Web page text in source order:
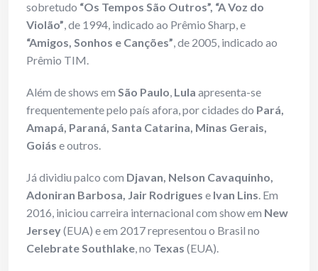
sobretudo “Os Tempos São Outros”, “A Voz do
Violão”, de 1994, indicado ao Prêmio Sharp, e
“Amigos, Sonhos e Canções”, de 2005, indicado ao
Prêmio TIM.
Além de shows em São Paulo, Lula apresenta-se
frequentemente pelo país afora, por cidades do Pará,
Amapá, Paraná, Santa Catarina, Minas Gerais,
Goiás e outros.
Já dividiu palco com Djavan, Nelson Cavaquinho,
Adoniran Barbosa, Jair Rodrigues e Ivan Lins. Em
2016, iniciou carreira internacional com show em New
Jersey(EUA) e em 2017 representou o Brasil no
Celebrate Southlake, no Texas (EUA).